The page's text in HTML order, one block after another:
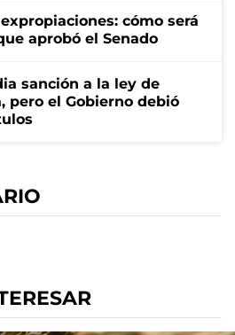
cómo será
aprobó el Senado
sanción a la ley de
pero el Gobierno debió